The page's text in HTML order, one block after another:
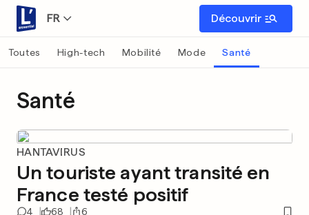
FR Découvrir
Toutes High-tech Mobilité Mode Santé
Santé
HANTAVIRUS
Un touriste ayant transité en
France testé positif
4 68 6